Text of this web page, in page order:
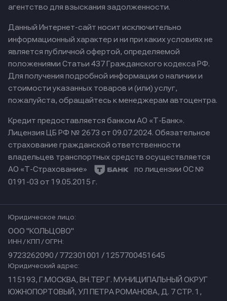
агентство для взыскания задолженности.
Данный Интернет-сайт носит исключительно
информационный характер и ни при каких условиях не
является публичной офертой, определяемой
положениями Статьи 437 Гражданского кодекса РФ.
Для получения подробной информации о наличии и
стоимости указанных товаров и (или) услуг,
пожалуйста, обращайтесь к менеджерам автоцентра.
Кредит предоставляется банком АО «Т-Банк».
Лицензия ЦБ РФ № 2673 от 09.07.2024. Обязательное
страхование гражданской ответственности
владельцев транспортных средств осуществляется
АО «Т-Страхование»
по лицензии ОС №
0191-03 от 19.05.2015 г.
Юридическое лицо:
ООО "КОЛЬЦОВО"
ИНН / КПП / ОГРН:
9723262090 / 772301001 / 1257700451645
Юридический адрес:
115193, Г.МОСКВА, ВН.ТЕР.Г. МУНИЦИПАЛЬНЫЙ ОКРУГ
ЮЖНОПОРТОВЫЙ, УЛ ПЕТРА РОМАНОВА, Д. 7 СТР. 1,